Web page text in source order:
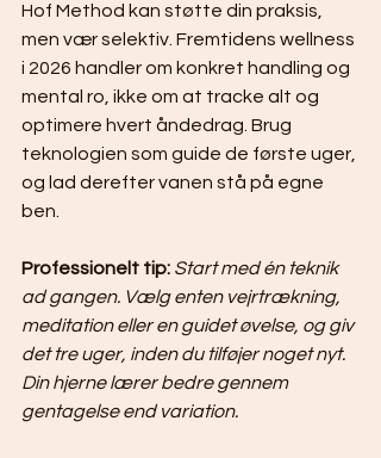
Hof Method kan støtte din praksis,
men vær selektiv. Fremtidens wellness
i 2026 handler om konkret handling og
mental ro, ikke om at tracke alt og
optimere hvert åndedrag. Brug
teknologien som guide de første uger,
og lad derefter vanen stå på egne
ben.
Professionelt tip: Start med én teknik
ad gangen. Vælg enten vejrtrækning,
meditation eller en guidet øvelse, og giv
det tre uger, inden du tilføjer noget nyt.
Din hjerne lærer bedre gennem
gentagelse end variation.